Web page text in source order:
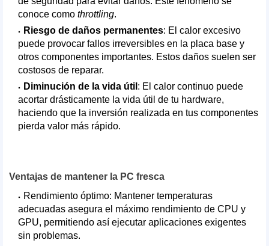
conoce como throttling.
Riesgo de daños permanentes: El calor excesivo
puede provocar fallos irreversibles en la placa base y
otros componentes importantes. Estos daños suelen ser
costosos de reparar.
Diminución de la vida útil : El calor continuo puede
acortar drásticamente la vida útil de tu hardware,
haciendo que la inversión realizada en tus componentes
pierda valor más rápido.
Ventajas de mantener la PC fresca
Rendimiento óptimo: Mantener temperaturas
adecuadas asegura el máximo rendimiento de CPU y
GPU, permitiendo así ejecutar aplicaciones exigentes
sin problemas.